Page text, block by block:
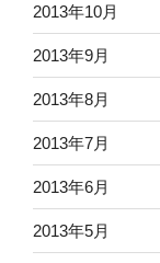
2013年10月
2013年9月
2013年8月
2013年7月
2013年6月
2013年5月